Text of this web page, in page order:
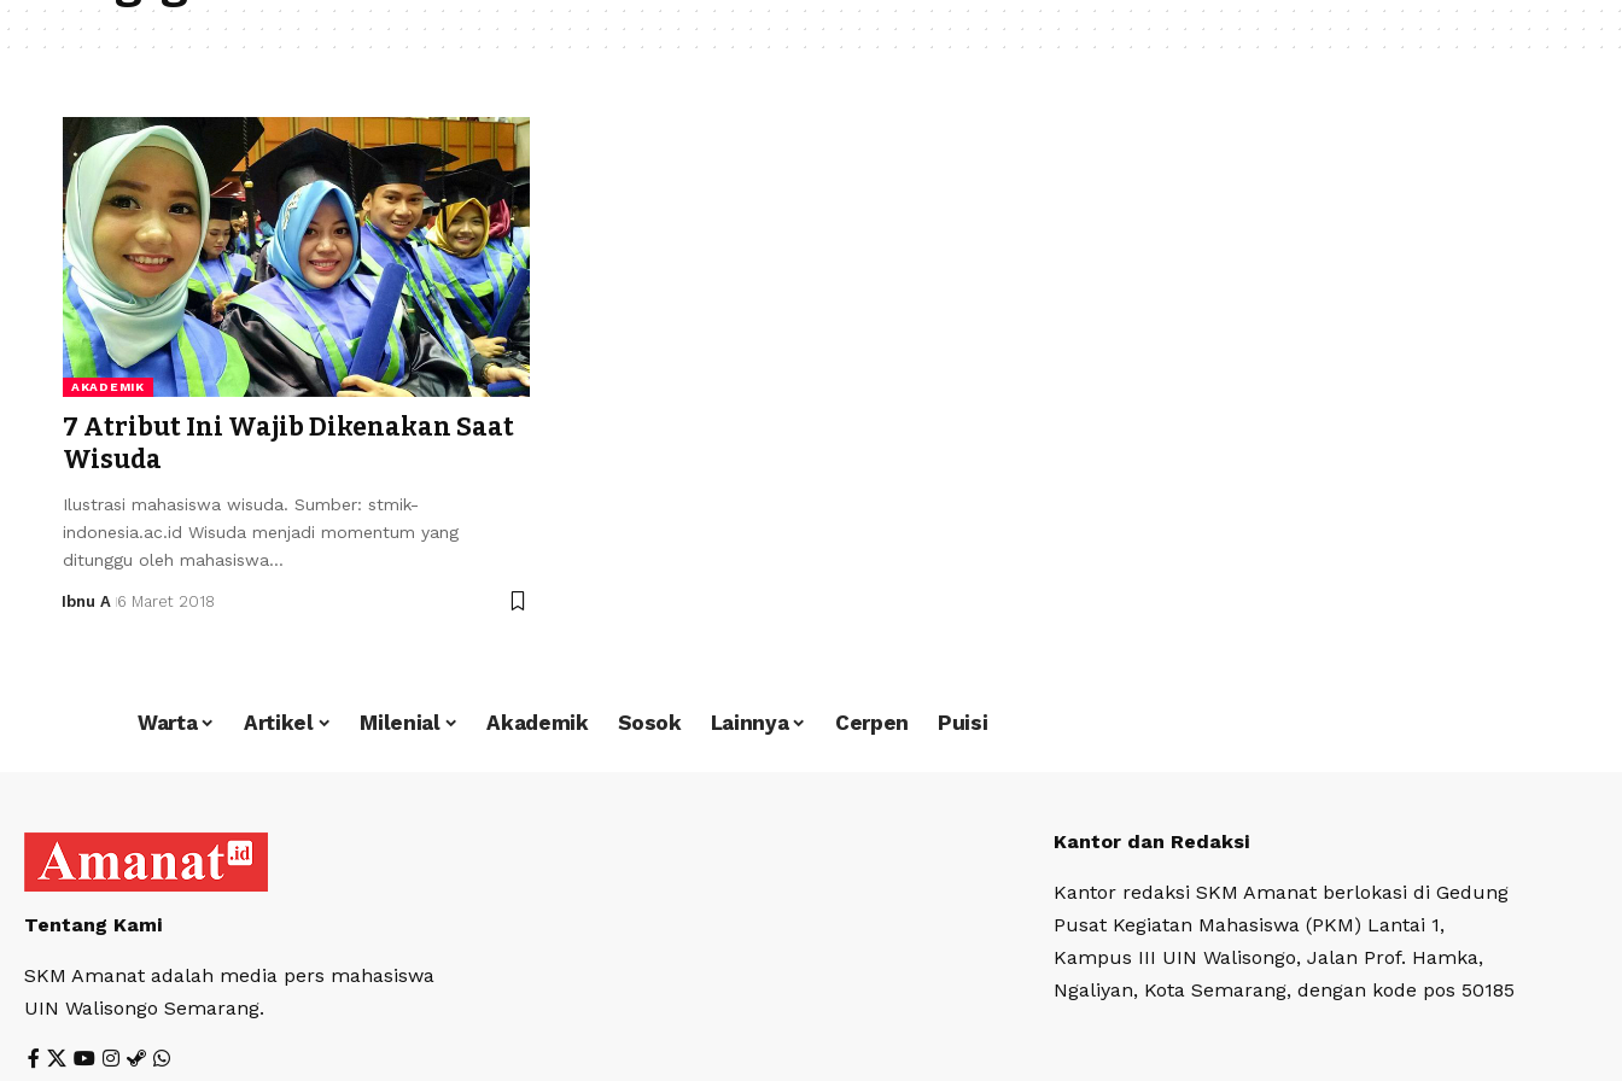
AKADEMIK
7 Atribut Ini Wajib Dikenakan Saat
Wisuda
Ilustrasi mahasiswa wisuda. Sumber: stmik-
indonesia.ac.id Wisuda menjadi momentum yang
ditunggu oleh mahasiswa…
Ibnu A 6 Maret 2018
Warta Artikel Milenial Akademik Sosok Lainnya Cerpen Puisi
Tentang Kami
SKM Amanat adalah media pers mahasiswa
UIN Walisongo Semarang.
Kantor dan Redaksi
Kantor redaksi SKM Amanat berlokasi di Gedung
Pusat Kegiatan Mahasiswa (PKM) Lantai 1,
Kampus III UIN Walisongo, Jalan Prof. Hamka,
Ngaliyan, Kota Semarang, dengan kode pos 50185